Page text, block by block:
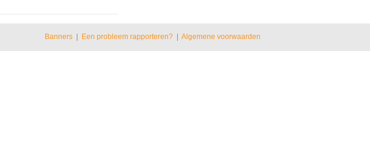
Banners Een probleem rapporteren? Algemene voorwaarden